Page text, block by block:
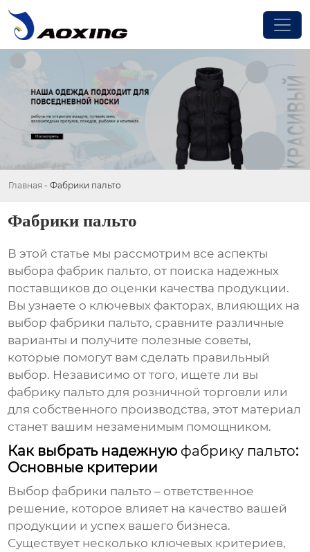
Главная - Фабрики пальто
Фабрики пальто
В этой статье мы рассмотрим все аспекты
выбора фабрик пальто, от поиска надежных
поставщиков до оценки качества продукции.
Вы узнаете о ключевых факторах, влияющих на
выбор фабрики пальто, сравните различные
варианты и получите полезные советы,
которые помогут вам сделать правильный
выбор. Независимо от того, ищете ли вы
фабрику пальто для розничной торговли или
для собственного производства, этот материал
станет вашим незаменимым помощником.
Как выбрать надежную фабрику пальто:
Основные критерии
Выбор фабрики пальто – ответственное
решение, которое влияет на качество вашей
продукции и успех вашего бизнеса.
Существует несколько ключевых критериев,